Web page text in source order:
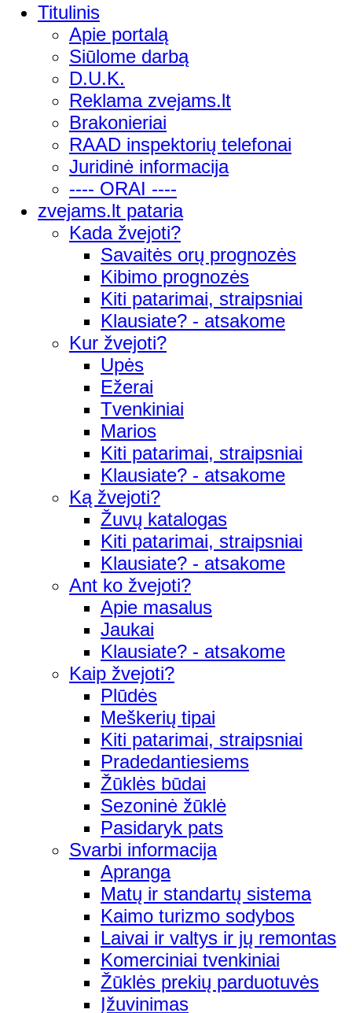
Titulinis
Apie portalą
Siūlome darbą
D.U.K.
Reklama zvejams.lt
Brakonieriai
RAAD inspektorių telefonai
Juridinė informacija
---- ORAI ----
zvejams.lt pataria
Kada žvejoti?
Savaitės orų prognozės
Kibimo prognozės
Kiti patarimai, straipsniai
Klausiate? - atsakome
Kur žvejoti?
Upės
Ežerai
Tvenkiniai
Marios
Kiti patarimai, straipsniai
Klausiate? - atsakome
Ką žvejoti?
Žuvų katalogas
Kiti patarimai, straipsniai
Klausiate? - atsakome
Ant ko žvejoti?
Apie masalus
Jaukai
Klausiate? - atsakome
Kaip žvejoti?
Plūdės
Meškerių tipai
Kiti patarimai, straipsniai
Pradedantiesiems
Žūklės būdai
Sezoninė žūklė
Pasidaryk pats
Svarbi informacija
Apranga
Matų ir standartų sistema
Kaimo turizmo sodybos
Laivai ir valtys ir jų remontas
Komerciniai tvenkiniai
Žūklės prekių parduotuvės
Įžuvinimas